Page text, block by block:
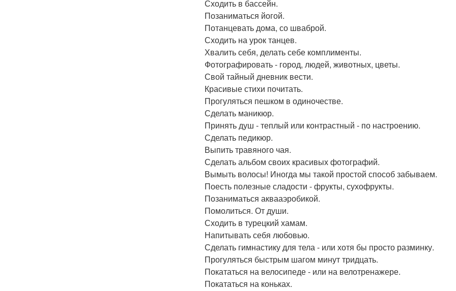
Сходить в бассейн.
Позаниматься йогой.
Потанцевать дома, со шваброй.
Сходить на урок танцев.
Хвалить себя, делать себе комплименты.
Фотографировать - город, людей, животных, цветы.
Свой тайный дневник вести.
Красивые стихи почитать.
Прогуляться пешком в одиночестве.
Сделать маникюр.
Принять душ - теплый или контрастный - по настроению.
Сделать педикюр.
Выпить травяного чая.
Сделать альбом своих красивых фотографий.
Вымыть волосы! Иногда мы такой простой способ забываем.
Поесть полезные сладости - фрукты, сухофрукты.
Позаниматься аквааэробикой.
Помолиться. От души.
Сходить в турецкий хамам.
Напитывать себя любовью.
Сделать гимнастику для тела - или хотя бы просто разминку.
Прогуляться быстрым шагом минут тридцать.
Покататься на велосипеде - или на велотренажере.
Покататься на коньках.